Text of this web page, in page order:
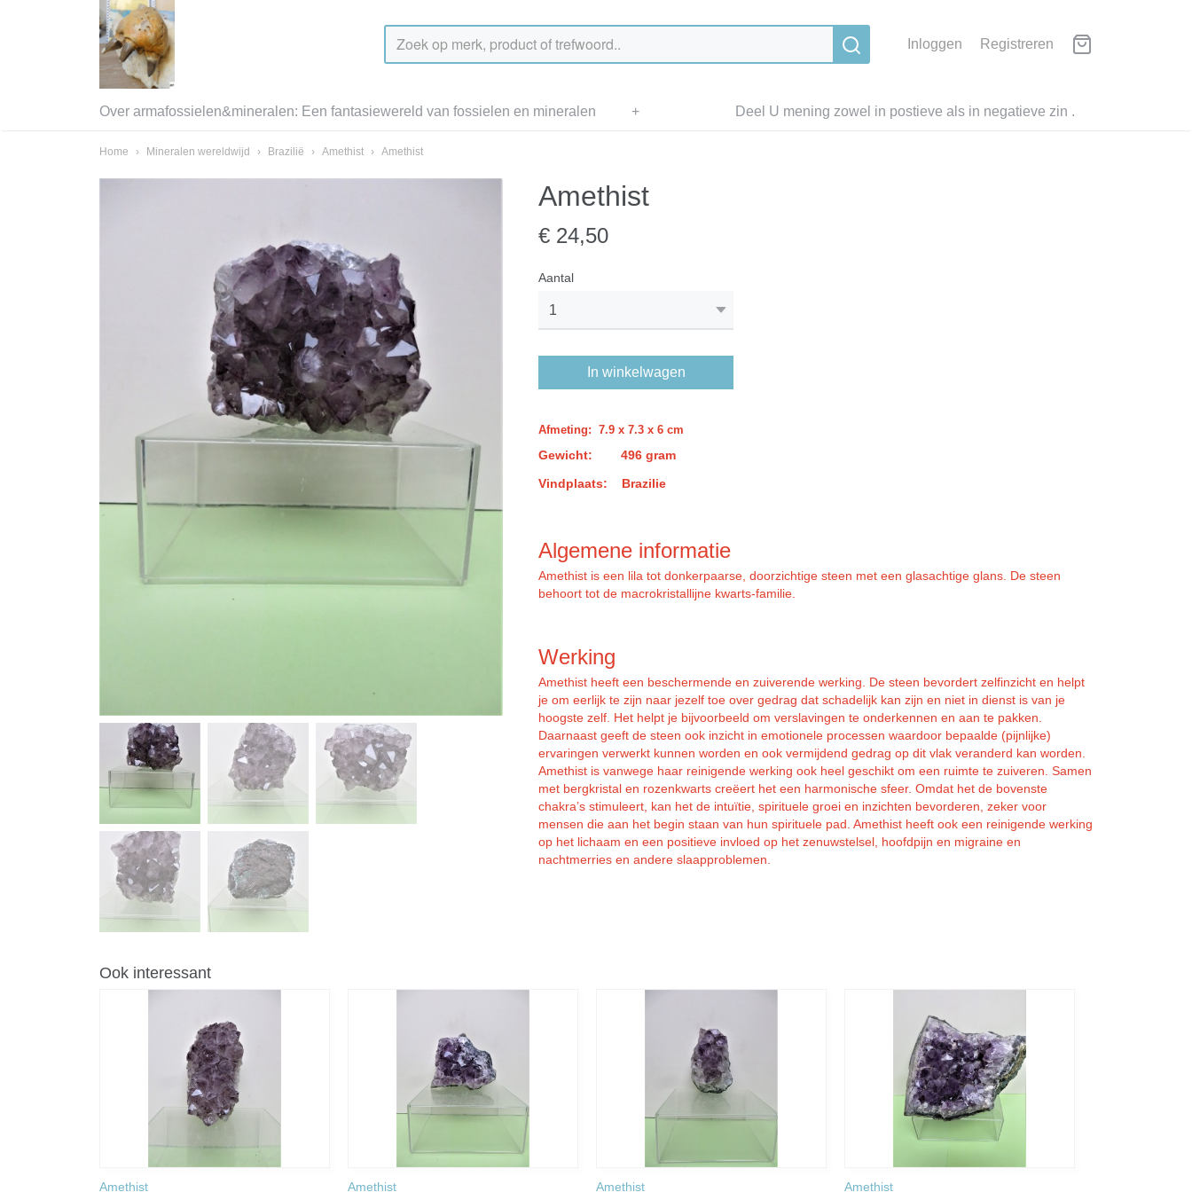
Inloggen Registreren
Deel U mening zowel in postieve als in negatieve zin .
Over armafossielen&mineralen: Een fantasiewereld van fossielen en mineralen +
Home › Mineralen wereldwijd › Brazilië › Amethist › Amethist
Amethist
€ 24,50
Aantal
In winkelwagen
Afmeting: 7.9 x 7.3 x 6 cm
Gewicht:
496 gram
Vindplaats: Brazilie
Algemene informatie
Amethist is een lila tot donkerpaarse, doorzichtige steen met een glasachtige glans. De steen
behoort tot de macrokristallijne kwarts-familie.
Werking
Amethist heeft een beschermende en zuiverende werking. De steen bevordert zelfinzicht en helpt
je om eerlijk te zijn naar jezelf toe over gedrag dat schadelijk kan zijn en niet in dienst is van je
hoogste zelf. Het helpt je bijvoorbeeld om verslavingen te onderkennen en aan te pakken.
Daarnaast geeft de steen ook inzicht in emotionele processen waardoor bepaalde (pijnlijke)
ervaringen verwerkt kunnen worden en ook vermijdend gedrag op dit vlak veranderd kan worden.
Amethist is vanwege haar reinigende werking ook heel geschikt om een ruimte te zuiveren. Samen
met bergkristal en rozenkwarts creëert het een harmonische sfeer. Omdat het de bovenste
chakra’s stimuleert, kan het de intuïtie, spirituele groei en inzichten bevorderen, zeker voor
mensen die aan het begin staan van hun spirituele pad. Amethist heeft ook een reinigende werking
op het lichaam en een positieve invloed op het zenuwstelsel, hoofdpijn en migraine en
nachtmerries en andere slaapproblemen.
Ook interessant
Amethist Amethist Amethist Amethist